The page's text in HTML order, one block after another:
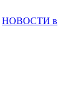
НОВОСТИ в